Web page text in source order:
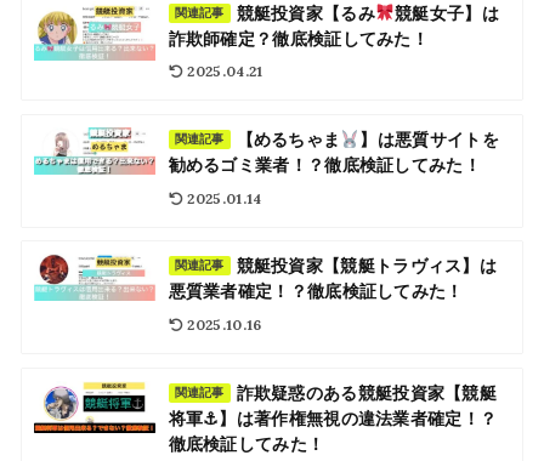
関連記事 競艇投資家【るみ
競艇女子】は
詐欺師確定？徹底検証してみた！
2025.04.21
関連記事 【めるちゃま
】は悪質サイトを
勧めるゴミ業者！？徹底検証してみた！
2025.01.14
関連記事
競艇投資家【競艇トラヴィス】は
悪質業者確定！？徹底検証してみた！
2025.10.16
関連記事
詐欺疑惑のある競艇投資家【競艇
将軍⚓︎】は著作権無視の違法業者確定！？
徹底検証してみた！